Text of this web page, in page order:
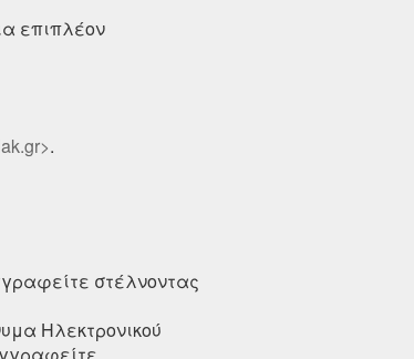
επιπλέον
.
στέλνοντας
Ηλεκτρονικού